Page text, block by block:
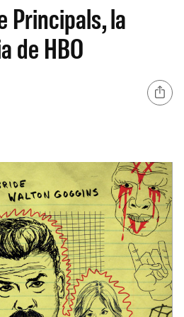
Principals, la
de HBO